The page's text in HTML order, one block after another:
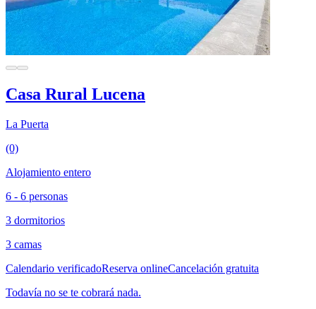
Casa Rural Lucena
La Puerta
(0)
Alojamiento entero
6 - 6 personas
3 dormitorios
3 camas
Calendario verificadoReserva onlineCancelación gratuita
Todavía no se te cobrará nada.